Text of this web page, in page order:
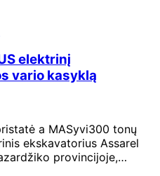
elektrinį
vario kasyklą
a MASyvi300 tonų
ekskavatorius Assarel
provincijoje,…